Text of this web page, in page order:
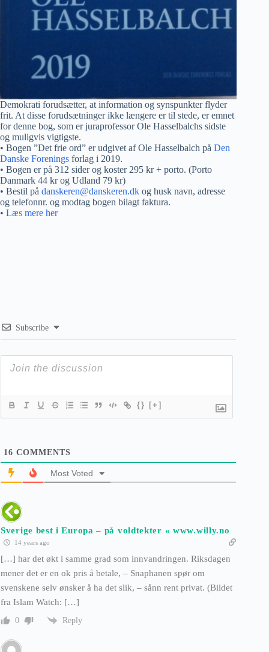
Demokrati forudsætter, at information og synspunkter flyder
frit. At disse forudsætninger ikke længere er til stede, er emnet
for denne bog, som er juraprofessor Ole Hasselbalchs sidste
og muligvis vigtigste.
• Bogen ”Det frie ord” er udgivet af Ole Hasselbalch på Den
Danske Forenings forlag i 2019.
• Bogen er på 312 sider og koster 295 kr + porto. (Porto
Danmark 44 kr og Udland 79 kr)
• Bestil på danskeren@danskeren.dk og husk navn, adresse
og telefonnr. og modtag bogen bilagt faktura.
• Læs mere her
Subscribe
{} [+]
16 COMMENTS
Most Voted
Sverige best i Europa – på voldtekter « www.willy.no
14 years ago
[…] har det økt i samme grad som innvandringen. Riksdagen
mener det er en ok pris å betale, – Snaphanen spør om
svenskene selv ønsker å ha det slik, – sånn rent privat. (Bildet
fra Islam Watch: […]
0 Reply